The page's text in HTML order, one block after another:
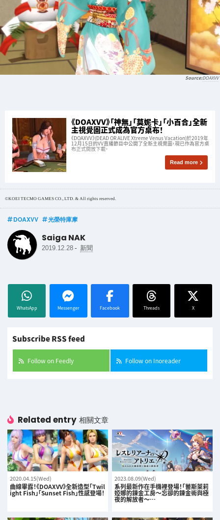
DOAXVV
《DOAXVV》「神無」「莫妮卡」「小百合」全新
主視覺圖正式成為官方桌布！
《DOAXVV》(DEAD OR ALIVE Xtreme Venus Vacation)於2019年
12月15日的VV直播節目中公開了全新主視覺圖，現已作為官方桌
布正式開放下載。
Read more
©KOEI TECMO GAMES CO., LTD. & All rights reserved.
DOAXVV 光榮特庫摩
Saiga NAK
2019.12.28 - 新聞
WhatsApp Messenger Facebook Threads X
Subscribe RSS feed
Follow on Feedly Follow on Inoreader
Related entry 相關文章
2020.04.15(Wed)
曲線畢露！《DOAXVV》全新造型「Twil
ight Fish」「Sunset Fish」性感登場！
2023.08.09(Wed)
系列最新作在手機裡登場！「蕾斯萊莉
婭娜的鍊金工房～忘卻的鍊金術與極
夜的解放者～…